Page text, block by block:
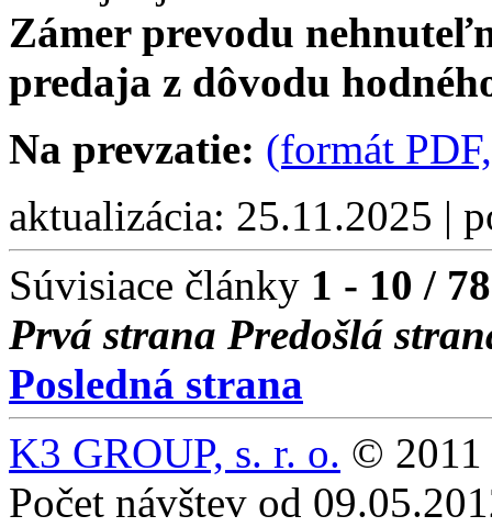
Zámer prevodu
predaja z dôvodu
Na prevzatie: (formát
aktualizácia: 25.11.2025 |
Súvisiace články 1 - 10 / 78
Prvá strana Predošlá
Posledná strana
K3 GROUP, s. r. o. © 2011
Počet návštev od